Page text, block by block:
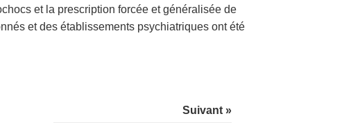
et la prescription forcée et généralisée de
et des établissements psychiatriques ont été
Suivant »